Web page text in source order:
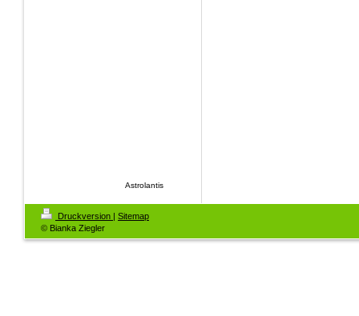
Astrolantis
Druckversion | Sitemap
© Bianka Ziegler